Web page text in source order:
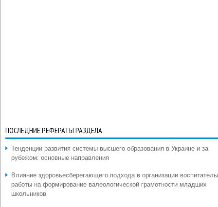
ПОСЛЕДНИЕ РЕФЕРАТЫ РАЗДЕЛА
Тенденции развития системы высшего образования в Украине и за
рубежом: основные направления
Влияние здоровьесберегающего подхода в организации
работы на формирование валеологической грамотности младших
школьников